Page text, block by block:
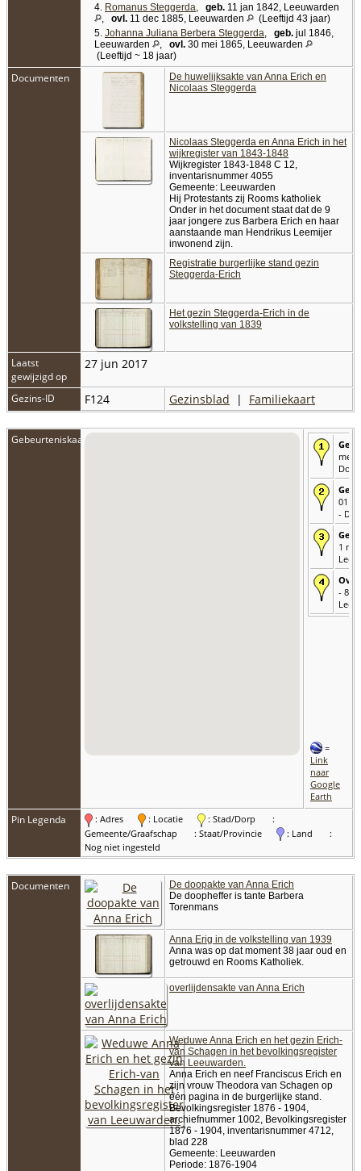
4. Romanus Steggerda, geb. 11 jan 1842, Leeuwarden
, ovl. 11 dec 1885, Leeuwarden
(Leeftijd 43 jaar)
5. Johanna Juliana Berbera Steggerda, geb. jul 1846,
Leeuwarden
, ovl. 30 mei 1865, Leeuwarden
(Leeftijd ~ 18 jaar)
Documenten
De huwelijksakte van Anna Erich en
Nicolaas Steggerda
Nicolaas Steggerda en Anna Erich in het
wijkregister van 1843-1848
Wijkregister 1843-1848 C 12,
inventarisnummer 4055
Gemeente: Leeuwarden
Hij Protestants zij Rooms katholiek
Onder in het document staat dat de 9
jaar jongere zus Barbera Erich en haar
aanstaande man Hendrikus Leemijer
inwonend zijn.
Registratie burgerlijke stand gezin
Steggerda-Erich
Het gezin Steggerda-Erich in de
volkstelling van 1839
Laatst
gewijzigd op
27 jun 2017
Gezins-ID F124 Gezinsblad | Familiekaart
Gebeurteniskaart
mei
01
-
1
- 8
=
Link
naar
Google
Earth
Pin Legenda : Adres : Locatie : Stad/Dorp
:
Gemeente/Graafschap
: Staat/Provincie : Land
:
Nog niet ingesteld
Documenten
De doopakte van Anna Erich
De doopheffer is tante Barbera
Torenmans
Anna Erig in de volkstelling van 1939
Anna was op dat moment 38 jaar oud en
getrouwd en Rooms Katholiek.
overlijdensakte van Anna Erich
Weduwe Anna Erich en het gezin Erich-
van Schagen in het bevolkingsregister
van Leeuwarden.
Anna Erich en neef Franciscus Erich en
zijn vrouw Theodora van Schagen op
één pagina in de burgerlijke stand.
Bevolkingsregister 1876 - 1904,
archiefnummer 1002, Bevolkingsregister
1876 - 1904, inventarisnummer 4712,
blad 228
Gemeente: Leeuwarden
Periode: 1876-1904